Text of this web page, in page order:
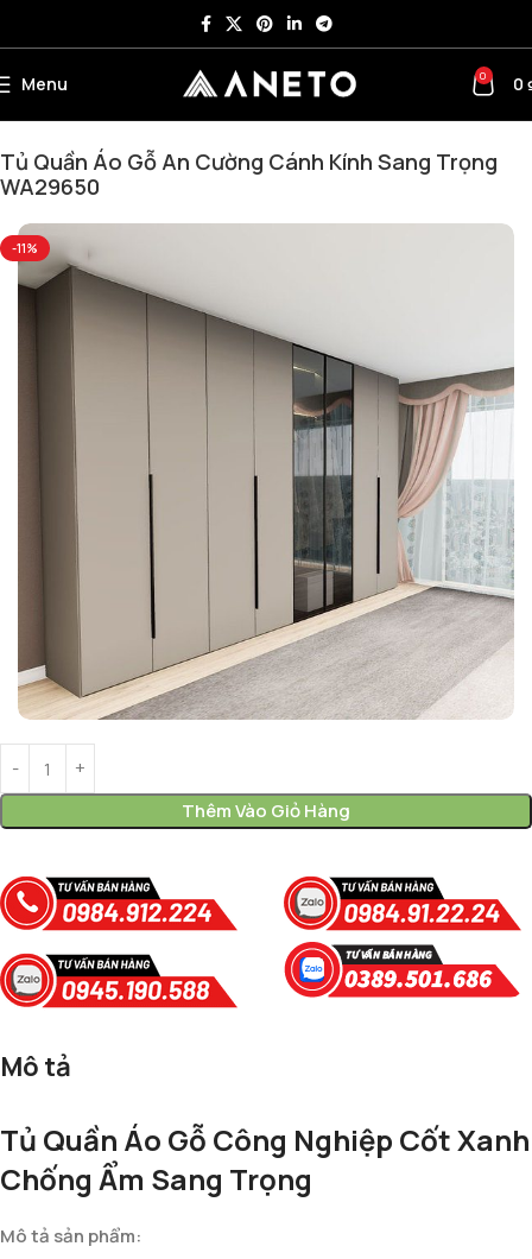
Menu 0 0
Tủ Quần Áo Gỗ An Cường Cánh Kính Sang Trọng
WA29650
-11%
Thêm Vào Giỏ Hàng
Mô tả
Tủ Quần Áo Gỗ Công Nghiệp Cốt Xanh
Chống Ẩm Sang Trọng
Mô tả sản phẩm: